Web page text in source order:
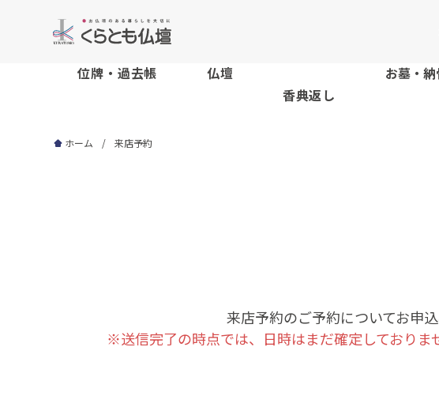
位牌・過去帳
仏壇
香典返し
お墓・
ホーム 来店予約
来店予約のご予約についてお申
※送信完了の時点では、日時はまだ確定しておりま